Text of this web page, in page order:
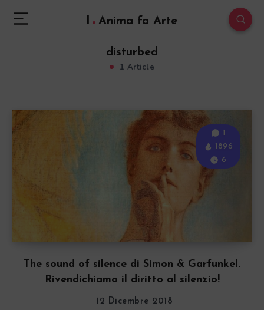
l Anima fa Arte
disturbed
1 Article
The sound of silence di Simon & Garfunkel.
Rivendichiamo il diritto al silenzio!
1
1896
6
12 Dicembre 2018